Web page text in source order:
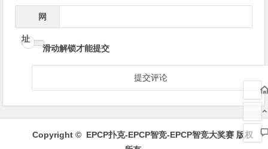
网
址
滑动解锁才能提交
Copyright © EPCP扑克-EPCP智竞-EPCP智竞大奖赛版权